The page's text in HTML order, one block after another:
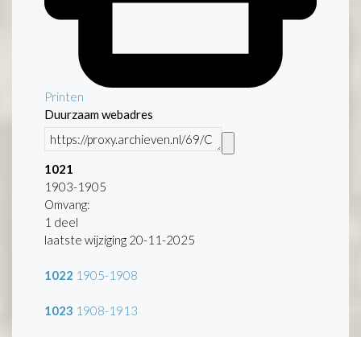
Printen
Duurzaam webadres
1021
1903-1905
Omvang:
1 deel
laatste wijziging 20-11-2025
1022 1905-1908
1023 1908-1913